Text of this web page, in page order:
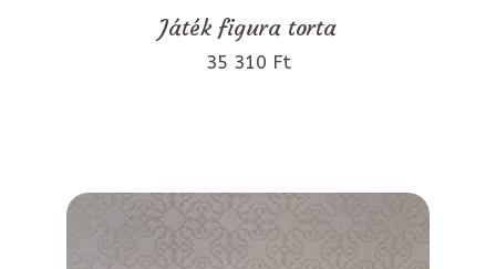
Játék figura torta
35 310 Ft